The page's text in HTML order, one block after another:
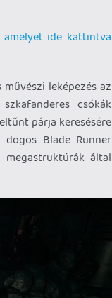
ide kattintva
leképezés az
csókák
párja keresésére
Blade Runner
megastruktúrák által